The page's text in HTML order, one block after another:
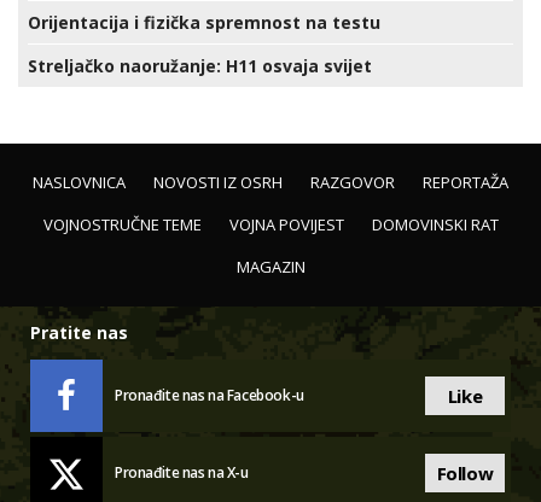
Orijentacija i fizička spremnost na testu
Streljačko naoružanje: H11 osvaja svijet
NASLOVNICA NOVOSTI IZ OSRH RAZGOVOR
REPORTAŽA
VOJNOSTRUČNE TEME
VOJNA POVIJEST
DOMOVINSKI RAT
MAGAZIN
Pratite nas
Pronađite nas na Facebook-u Like
Pronađite nas na X-u Follow